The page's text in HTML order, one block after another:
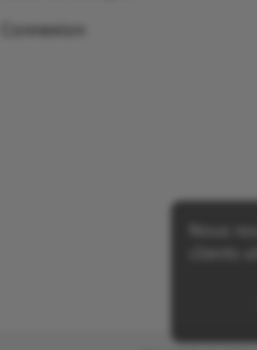
Connexion